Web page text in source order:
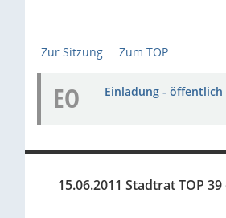
Zur Sitzung ... Zum TOP ...
EO Einladung - öffentlich
15.06.2011 Stadtrat TOP